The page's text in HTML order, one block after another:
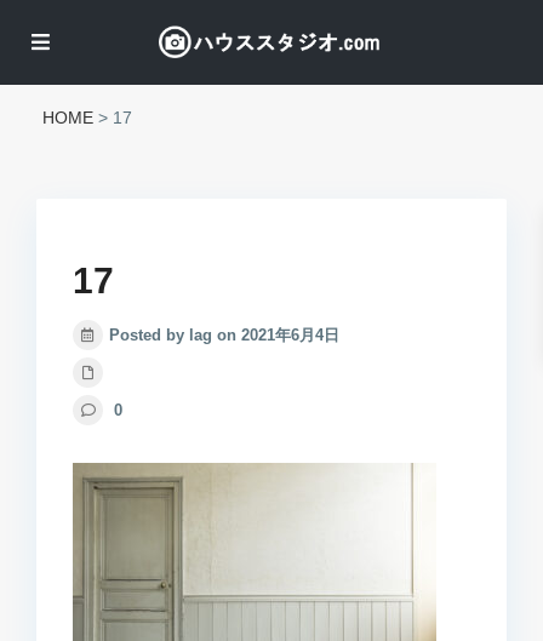
HOME > 17
17
Posted by lag on 2021年6月4日
0